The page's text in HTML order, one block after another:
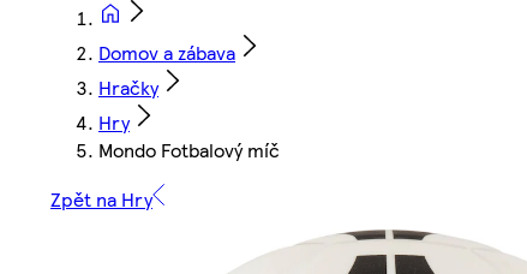
Domov a zábava
Hračky
Hry
Mondo Fotbalový míč
Zpět na Hry